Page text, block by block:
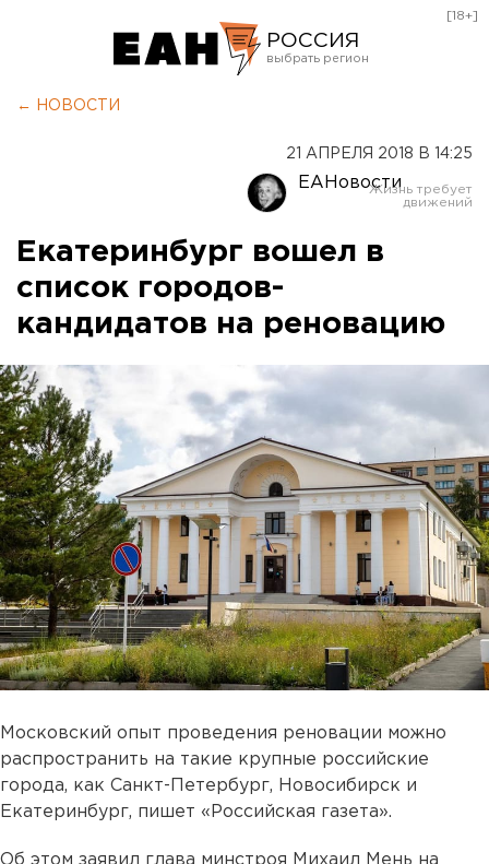
РОССИЯ
Оренбург
[18+]
← НОВОСТИ
21 АПРЕЛЯ 2018 В 14:25
ЕАНовости
Екатеринбург вошел в
список городов-
кандидатов на реновацию
Московский опыт проведения реновации можно
распространить на такие крупные российские
города, как Санкт-Петербург, Новосибирск и
Екатеринбург, пишет «Российская газета».
Об этом заявил глава минстроя Михаил Мень на